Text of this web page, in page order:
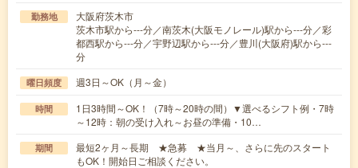
勤務地
大阪府茨木市
茨木市駅から---分／南茨木(大阪モノレール)駅から---分／彩
都西駅から---分／宇野辺駅から---分／豊川(大阪府)駅から---
分
曜日頻度 週3日～OK（月～金）
時間
1日3時間～OK！（7時～20時の間）▼選べるシフト例・7時
～12時：朝の受け入れ～お昼の準備・10…
期間
最短2ヶ月～長期 ★急募 ★当月～、さらに先のスタート
もOK！開始日ご相談ください。